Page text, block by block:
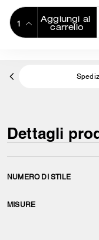
Aggiungi al
carrello
Dettagli
NUMERO DI STILE
MISURE